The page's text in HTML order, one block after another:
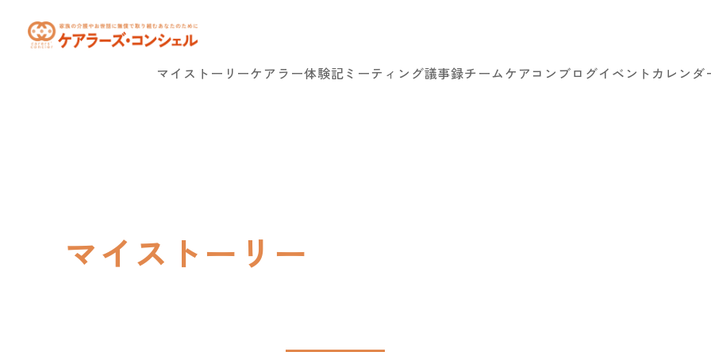
マイストーリーケアラー体験記ミーティング議事録チームケアコン ブログイベントカレンダ
マイストーリー